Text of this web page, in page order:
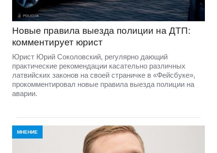
Новые правила выезда полиции на ДТП:
комментирует юрист
Юрист Юрий Соколовский, регулярно дающий
практические рекомендации касательно различных
латвийских законов на своей страничке в «Фейсбуке»,
прокомментировал новые правила выезда полиции на
аварии.
МНЕНИЕ